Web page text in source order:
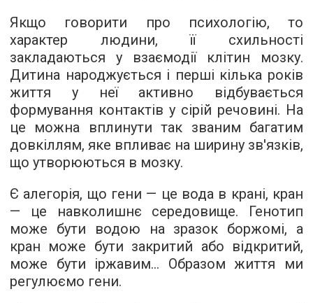
Якщо говорити про психологію, то
характер людини, її схильності
закладаються у взаємодії клітин мозку.
Дитина народжується і перші кілька років
життя у неї активно відбувається
формування контактів у сірій речовині. На
це можна вплинути так званим багатим
довкіллям, яке впливає на ширину зв'язків,
що утворюються в мозку.
Є алегорія, що гени — це вода в крані, кран
— це навколишнє середовище. Генотип
може бути водою на зразок боржомі, а
кран може бути закритий або відкритий,
може бути іржавим... Образом життя ми
регулюємо гени.